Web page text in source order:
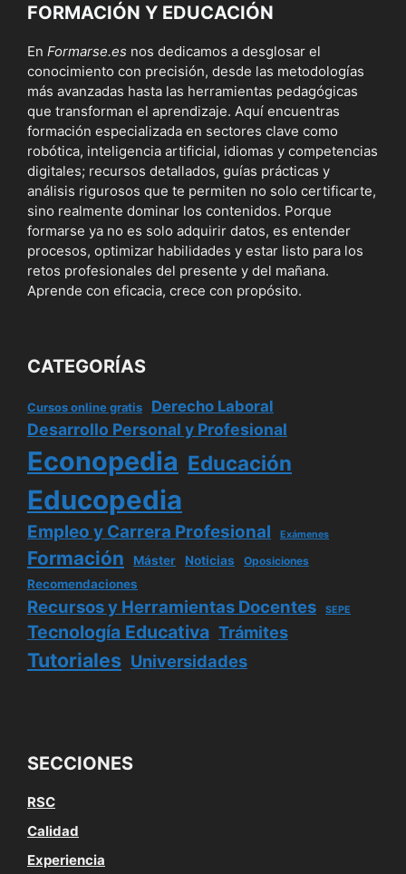
FORMACIÓN Y EDUCACIÓN
En Formarse.es nos dedicamos a desglosar el
conocimiento con precisión, desde las metodologías
más avanzadas hasta las herramientas pedagógicas
que transforman el aprendizaje. Aquí encuentras
formación especializada en sectores clave como
robótica, inteligencia artificial, idiomas y competencias
digitales; recursos detallados, guías prácticas y
análisis rigurosos que te permiten no solo certificarte,
sino realmente dominar los contenidos. Porque
formarse ya no es solo adquirir datos, es entender
procesos, optimizar habilidades y estar listo para los
retos profesionales del presente y del mañana.
Aprende con eficacia, crece con propósito.
CATEGORÍAS
Cursos online gratis Derecho Laboral
Desarrollo Personal y Profesional
Econopedia Educación
Educopedia
Empleo y Carrera Profesional Exámenes
Formación Máster Noticias Oposiciones
Recomendaciones
Recursos y Herramientas Docentes SEPE
Tecnología Educativa Trámites
Tutoriales Universidades
SECCIONES
RSC
Calidad
Experiencia